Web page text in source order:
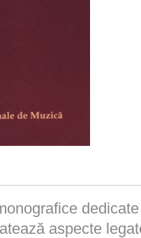
aspecte